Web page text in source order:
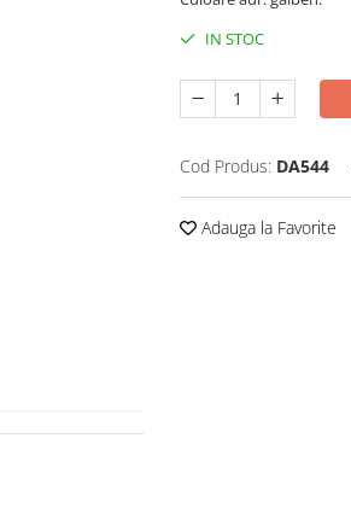
IN STOC
Cod Produs: DA544
Adauga la Favorite